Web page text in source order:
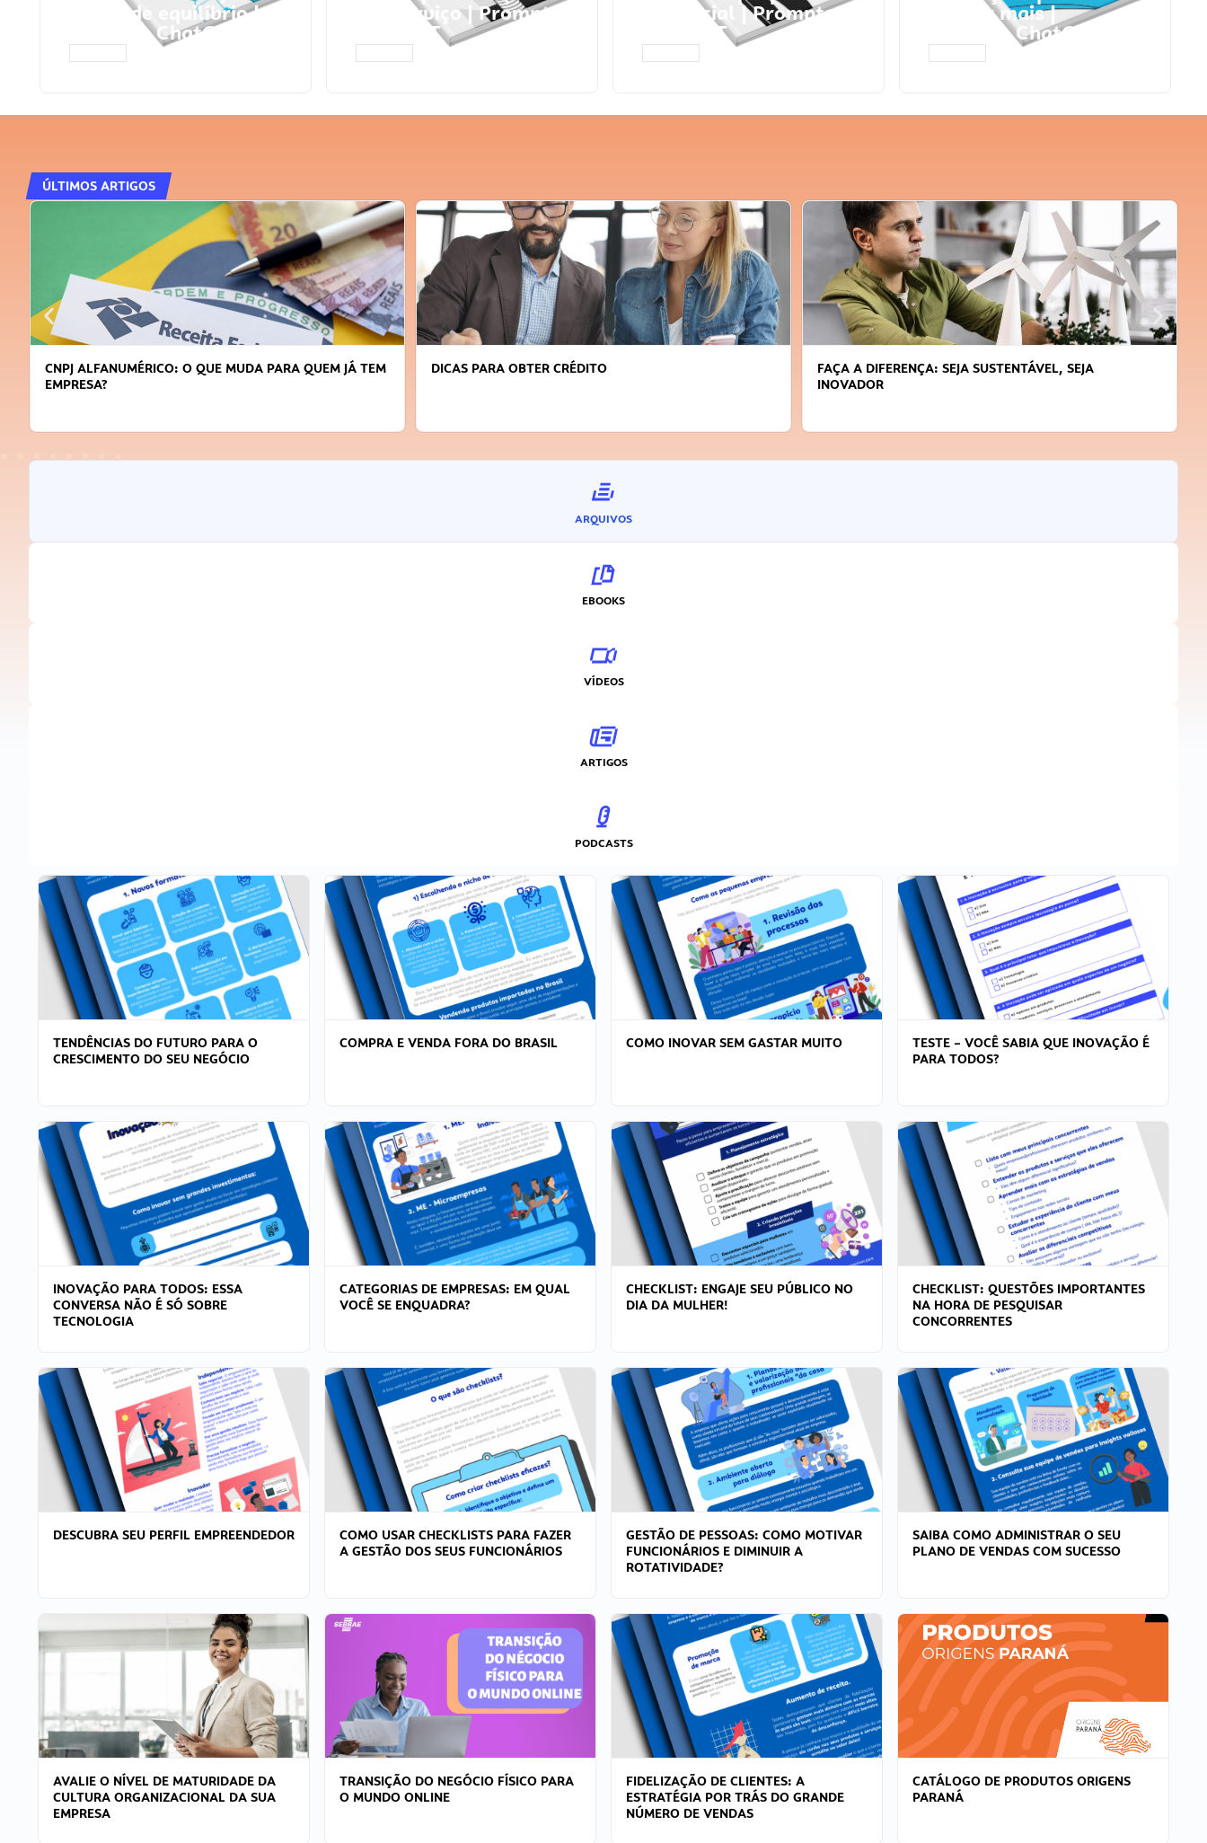
ponto de equilíbrio |
Prompts ChatGPT
seu serviço | Prompts
ChatGPT
comercial | Prompts
ChatGPT
vender mais |
Prompts ChatGPT
ÚLTIMOS ARTIGOS
CNPJ ALFANUMÉRICO: O QUE MUDA PARA QUEM JÁ TEM
EMPRESA?
DICAS PARA OBTER CRÉDITO
FAÇA A DIFERENÇA: SEJA SUSTENTÁVEL, SEJA
INOVADOR
ARQUIVOS
EBOOKS
VÍDEOS
ARTIGOS
PODCASTS
TENDÊNCIAS DO FUTURO PARA O
CRESCIMENTO DO SEU NEGÓCIO
COMPRA E VENDA FORA DO BRASIL COMO INOVAR SEM GASTAR MUITO
TESTE – VOCÊ SABIA QUE INOVAÇÃO É
PARA TODOS?
INOVAÇÃO PARA TODOS: ESSA
CONVERSA NÃO É SÓ SOBRE
TECNOLOGIA
CATEGORIAS DE EMPRESAS: EM QUAL
VOCÊ SE ENQUADRA?
CHECKLIST: ENGAJE SEU PÚBLICO NO
DIA DA MULHER!
CHECKLIST: QUESTÕES IMPORTANTES
NA HORA DE PESQUISAR
CONCORRENTES
DESCUBRA SEU PERFIL EMPREENDEDOR
COMO USAR CHECKLISTS PARA FAZER
A GESTÃO DOS SEUS FUNCIONÁRIOS
GESTÃO DE PESSOAS: COMO MOTIVAR
FUNCIONÁRIOS E DIMINUIR A
ROTATIVIDADE?
SAIBA COMO ADMINISTRAR O SEU
PLANO DE VENDAS COM SUCESSO
AVALIE O NÍVEL DE MATURIDADE DA
CULTURA ORGANIZACIONAL DA SUA
EMPRESA
TRANSIÇÃO DO NEGÓCIO FÍSICO PARA
O MUNDO ONLINE
FIDELIZAÇÃO DE CLIENTES: A
ESTRATÉGIA POR TRÁS DO GRANDE
NÚMERO DE VENDAS
CATÁLOGO DE PRODUTOS ORIGENS
PARANÁ